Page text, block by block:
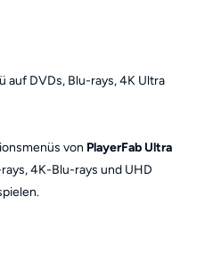
auf DVDs, Blu-rays, 4K Ultra
von PlayerFab Ultra
4K-Blu-rays und UHD